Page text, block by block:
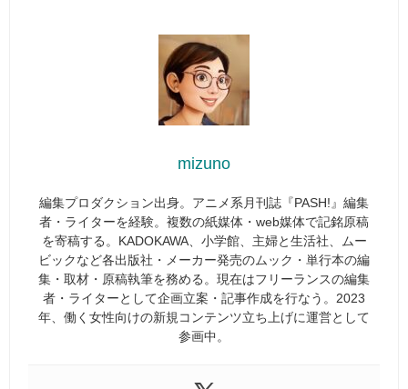
mizuno
編集プロダクション出身。アニメ系月刊誌『PASH!』編集
者・ライターを経験。複数の紙媒体・web媒体で記銘原稿
を寄稿する。KADOKAWA、小学館、主婦と生活社、ムー
ビックなど各出版社・メーカー発売のムック・単行本の編
集・取材・原稿執筆を務める。現在はフリーランスの編集
者・ライターとして企画立案・記事作成を行なう。2023
年、働く女性向けの新規コンテンツ立ち上げに運営として
参画中。